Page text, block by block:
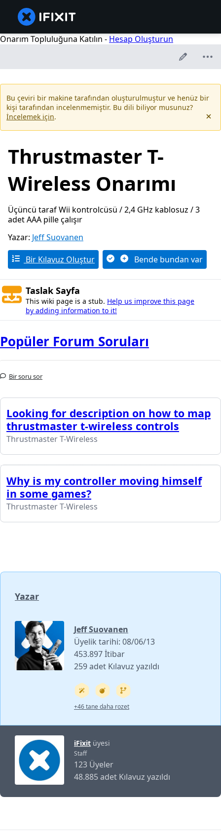
Onarım Topluluğuna Katılın - Hesap Oluşturun
Bu çeviri bir makine tarafından oluşturulmuştur ve henüz bir
kişi tarafından incelenmemiştir. Bu dili biliyor musunuz?
İncelemek için.
Thrustmaster T-
Wireless Onarımı
Üçüncü taraf Wii kontrolcüsü / 2,4 GHz kablosuz / 3
adet AAA pille çalışır
Yazar: Jeff Suovanen
Bir Kılavuz Oluştur Bende bundan var
Taslak Sayfa
This wiki page is a stub. Help us improve this page
by adding information to it!
Popüler Forum Soruları
Bir soru sor
Looking for description on how to map
thrustmaster t-wireless controls
Thrustmaster T-Wireless
Why is my controller moving himself
in some games?
Thrustmaster T-Wireless
Yazar
Jeff Suovanen
Üyelik tarihi: 08/06/13
453.897 İtibar
259 adet Kılavuz yazıldı
+46 tane daha rozet
iFixit üyesi
Staff
123 Üyeler
48.885 adet Kılavuz yazıldı